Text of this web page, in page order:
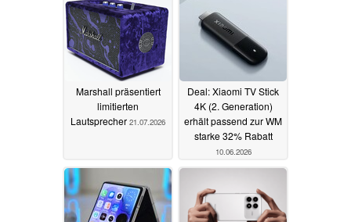
Marshall präsentiert
limitierten
Lautsprecher 21.07.2026
Deal: Xiaomi TV Stick
4K (2. Generation)
erhält passend zur WM
starke 32% Rabatt
10.06.2026